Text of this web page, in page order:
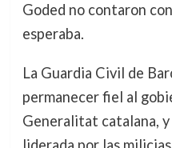
Goded no contaron
esperaba.
La Guardia Civil de
permanecer fiel al
Generalitat catalana,
liderada por las